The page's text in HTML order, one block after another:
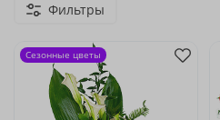
Фильтры
Сезонные цветы